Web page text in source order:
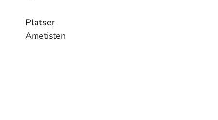
Platser
Ametisten